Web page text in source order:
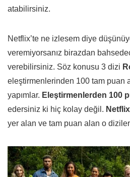
atabilirsiniz.
Netflix’te ne izlesem diye
veremiyorsanız birazdan
verebilirsiniz. Söz konusu 3 dizi
eleştirmenlerinden 100 tam puan
yapımlar. Eleştirmenlerden 100
edersiniz ki hiç kolay değil.
yer alan ve tam puan alan o